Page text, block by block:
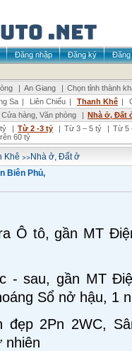
Đăng nhập Đăng ký
Đăng
| An Giang | Chọn tỉnh thành
Sa | Liên Chiểu | Thanh Khê |
Cửa hàng, Văn phòng | Nhà ở, Đất
| Từ 2 -3 tỷ | Từ 3 – 5 tỷ | Từ 5
60 tỷ
Khê >>Nhà ở, Đất ở
Biên Phủ,
Ô tô, gần MT
- sau, gần MT
Sổ nở hậu, 1
đẹp 2Pn 2WC,
nhiên